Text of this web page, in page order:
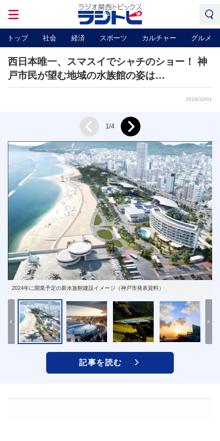
トップ 社会 経済 スポーツ カルチャー グルメ
西日本唯一、スマスイでシャチのショー！ 神
戸市民が望む地域の水族館の姿は…
2019/10/01
2024年に開業予定の新水族館建設イメージ（神戸市発表資料）
Prev 1/4 Next
記事を読む